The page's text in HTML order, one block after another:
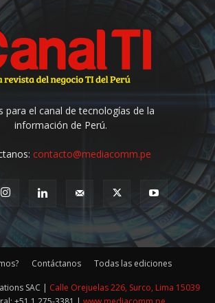
para el canal de tecnologías de la
información de Perú.
contacto@mediacomm.pe
Contáctanos Todas las ediciones
SAC | Calle Orejuelas 226, Surco, Lima 15039